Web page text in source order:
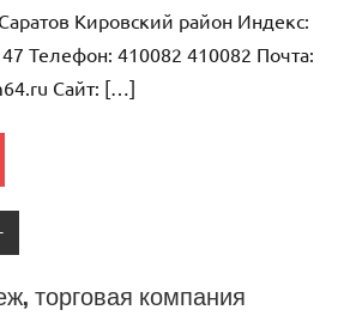
Кировский район Индекс:
Телефон: 410082 410082 Почта:
Cайт: […]
торговая компания